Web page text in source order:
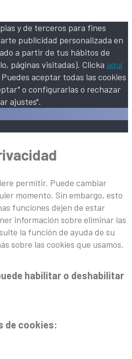
y de terceros para fines
publicidad personalizada en
a partir de tus hábitos de
páginas visitadas). Clicka aquí
aceptar todas las cookies
o configurarlas o rechazar
ajustes".
permitir. Puede cambiar
momento. Sin embargo, esto
funciones dejen de estar
información sobre eliminar las
la función de ayuda de su
sobre las cookies que usamos.
habilitar o deshabilitar
de cookies: